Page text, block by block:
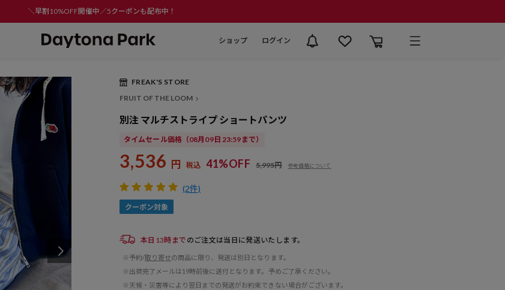
＼早割10%OFF開催中／5クーポンも配布中！
ショップ ログイン
FREAK'S STORE
FRUIT OF THE LOOM
別注 マルチストライプ ショートパンツ
タイムセール価格（08月09日 23:59まで）
3,536 円 税込 41%OFF 5,995円 参考価格について
(2件)
本日13時まで のご注文は当日に発送いたします。
※予約/取り寄せの商品に限り、発送は別日となります。
※出荷完了メールは19時前後に送付となります。予めご了承ください。
※天候・災害等により翌日までの発送がお約束できない場合がございます。